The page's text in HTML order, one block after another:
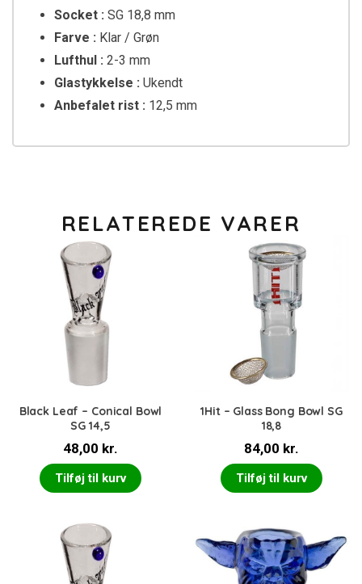
Socket : SG 18,8 mm
Farve : Klar / Grøn
Lufthul : 2-3 mm
Glastykkelse : Ukendt
Anbefalet rist : 12,5 mm
RELATEREDE VARER
Black Leaf – Conical Bowl
SG 14,5
48,00 kr.
Tilføj til kurv
1Hit – Glass Bong Bowl SG
18,8
84,00 kr.
Tilføj til kurv